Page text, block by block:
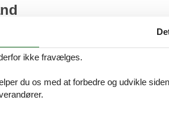
med familie eller venner i et sommerhus
sommerhus her på siden.
ikke fravælges.
du os med at forbedre og udvikle